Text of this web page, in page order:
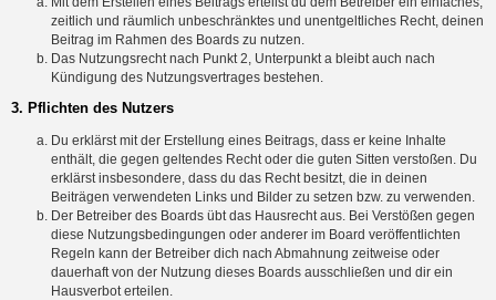
zeitlich und räumlich unbeschränktes und unentgeltliches Recht, deinen
Beitrag im Rahmen des Boards zu nutzen.
Das Nutzungsrecht nach Punkt 2, Unterpunkt a bleibt auch nach
Kündigung des Nutzungsvertrages bestehen.
3. Pflichten des Nutzers
Du erklärst mit der Erstellung eines Beitrags, dass er keine Inhalte
enthält, die gegen geltendes Recht oder die guten Sitten verstoßen. Du
erklärst insbesondere, dass du das Recht besitzt, die in deinen
Beiträgen verwendeten Links und Bilder zu setzen bzw. zu verwenden.
Der Betreiber des Boards übt das Hausrecht aus. Bei Verstößen gegen
diese Nutzungsbedingungen oder anderer im Board veröffentlichten
Regeln kann der Betreiber dich nach Abmahnung zeitweise oder
dauerhaft von der Nutzung dieses Boards ausschließen und dir ein
Hausverbot erteilen.